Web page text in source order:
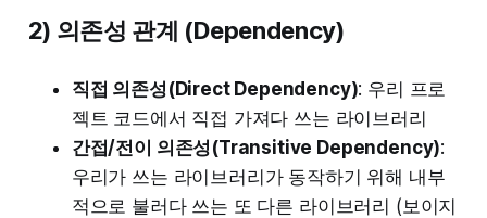
2) 의존성 관계 (Dependency)
직접 의존성(Direct Dependency): 우리 프로
젝트 코드에서 직접 가져다 쓰는 라이브러리
간접/전이 의존성(Transitive Dependency):
우리가 쓰는 라이브러리가 동작하기 위해 내부
적으로 불러다 쓰는 또 다른 라이브러리 (보이지